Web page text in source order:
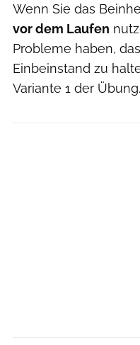
Wenn Sie das
vor dem Laufen
Probleme haben,
Einbeinstand zu
Variante 1 der Übung.